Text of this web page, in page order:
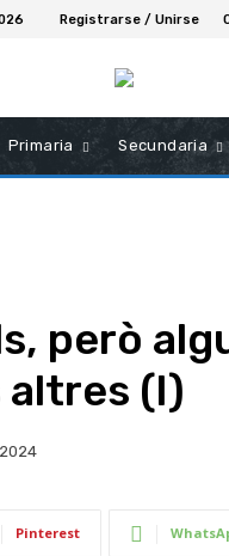
Registrarse / Unirse
Primaria Secundaria
però
altres (I)
Pinterest